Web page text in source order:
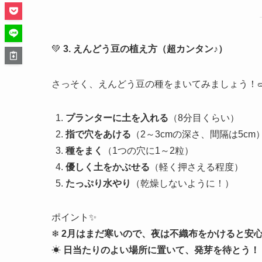
💚 3. えんどう豆の植え方（超カンタン♪）
さっそく、えんどう豆の種をまいてみましょう！
プランターに土を入れる （8分目くらい）
指で穴をあける （2～3cmの深さ、間隔は5cm）
種をまく
（1つの穴に1～2粒）
優しく土をかぶせる （軽く押さえる程度）
たっぷり水やり
（乾燥しないように！）
ポイント✨
❄ 2月はまだ寒いので、夜は不織布をかけると安心
☀ 日当たりのよい場所に置いて、発芽を待とう！